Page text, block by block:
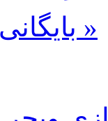
بایگانی مطالب این بخش »